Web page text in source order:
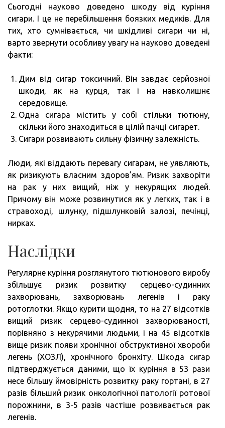
Сьогодні науково доведено шкоду від куріння
сигари. І це не перебільшення боязких медиків. Для
тих, хто сумнівається, чи шкідливі сигари чи ні,
варто звернути особливу увагу на науково доведені
факти:
Дим від сигар токсичний. Він завдає серйозної
шкоди, як на курця, так і на навколишнє
середовище.
Одна сигара містить у собі стільки тютюну,
скільки його знаходиться в цілій пачці сигарет.
Сигари розвивають сильну фізичну залежність.
Люди, які віддають перевагу сигарам, не уявляють,
як ризикують власним здоров’ям. Ризик захворіти
на рак у них вищий, ніж у некурящих людей.
Причому він може розвинутися як у легких, так і в
стравоході, шлунку, підшлунковій залозі, печінці,
нирках.
Наслідки
Регулярне куріння розглянутого тютюнового виробу
збільшує ризик розвитку серцево-судинних
захворювань, захворювань легенів і раку
ротоглотки. Якщо курити щодня, то на 27 відсотків
вищий ризик серцево-судинної захворюваності,
порівняно з некурячими людьми, і на 45 відсотків
вище ризик появи хронічної обструктивної хвороби
легень (ХОЗЛ), хронічного бронхіту. Шкода сигар
підтверджується даними, що їх куріння в 53 рази
несе більшу ймовірність розвитку раку гортані, в 27
разів більший ризик онкологічної патології ротової
порожнини, в 3-5 разів частіше розвивається рак
легенів.